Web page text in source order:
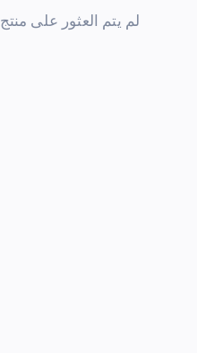
لم يتم العثور على منتج